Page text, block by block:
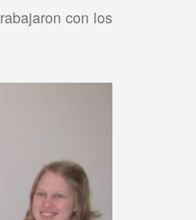
con los